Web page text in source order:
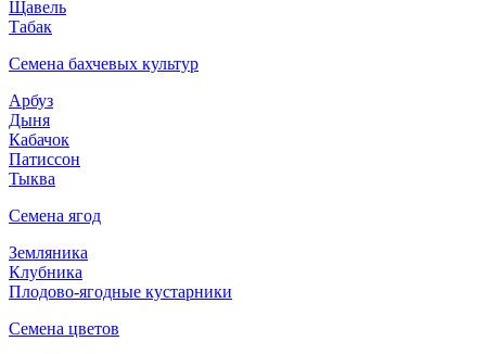
Щавель
Табак
Семена бахчевых культур
Арбуз
Дыня
Кабачок
Патиссон
Тыква
Семена ягод
Земляника
Клубника
Плодово-ягодные кустарники
Семена цветов